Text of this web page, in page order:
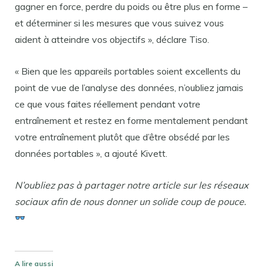
gagner en force, perdre du poids ou être plus en forme –
et déterminer si les mesures que vous suivez vous
aident à atteindre vos objectifs », déclare Tiso.
« Bien que les appareils portables soient excellents du
point de vue de l’analyse des données, n’oubliez jamais
ce que vous faites réellement pendant votre
entraînement et restez en forme mentalement pendant
votre entraînement plutôt que d’être obsédé par les
données portables », a ajouté Kivett.
N’oubliez pas à partager notre article sur les réseaux
sociaux afin de nous donner un solide coup de pouce.
A lire aussi